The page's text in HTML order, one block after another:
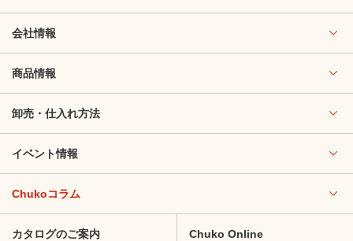
会社情報
商品情報
卸売・仕入れ方法
イベント情報
Chukoコラム
カタログのご案内 Chuko Online